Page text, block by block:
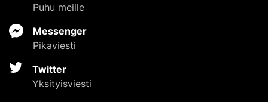
Puhu meille
Messenger
Pikaviesti
Twitter
Yksityisviesti